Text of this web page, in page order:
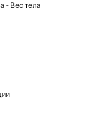
- Вес тела